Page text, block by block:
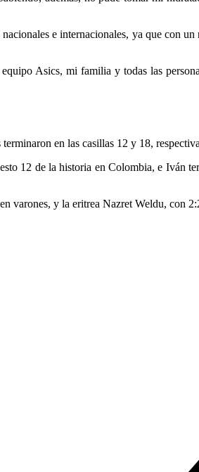
e internacionales, ya que con
Asics, mi familia y todas las
en las casillas 12 y 18,
12 de la historia en Colombia, e Iván
varones, y la eritrea Nazret Weldu, con